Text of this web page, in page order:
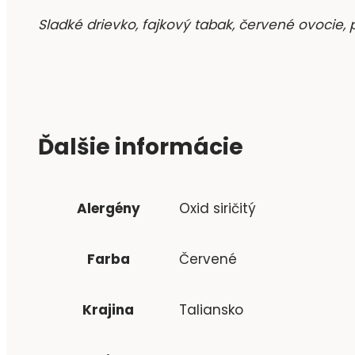
Sladké drievko, fajkový tabak, červené ovocie,
Ďalšie informácie
Alergény Oxid siričitý
Farba Červené
Krajina Taliansko